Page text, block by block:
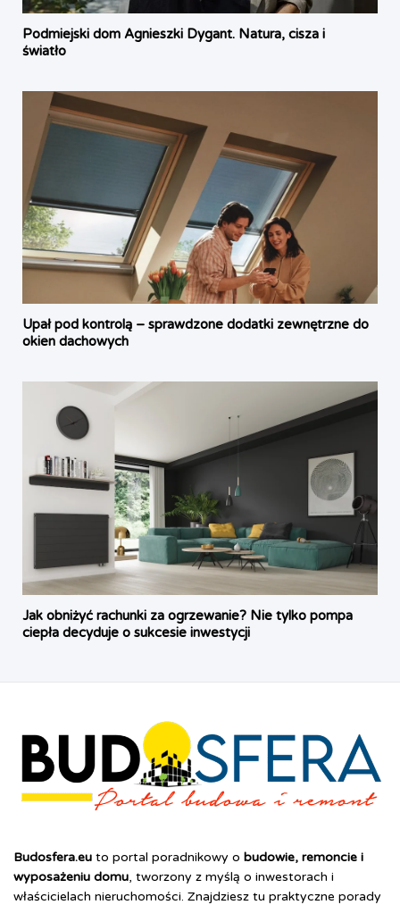
Podmiejski dom Agnieszki Dygant. Natura, cisza i
światło
Upał pod kontrolą – sprawdzone dodatki zewnętrzne do
okien dachowych
Jak obniżyć rachunki za ogrzewanie? Nie tylko pompa
ciepła decyduje o sukcesie inwestycji
Budosfera.eu to portal poradnikowy o budowie, remoncie i
wyposażeniu domu, tworzony z myślą o inwestorach i
właścicielach nieruchomości. Znajdziesz tu praktyczne porady